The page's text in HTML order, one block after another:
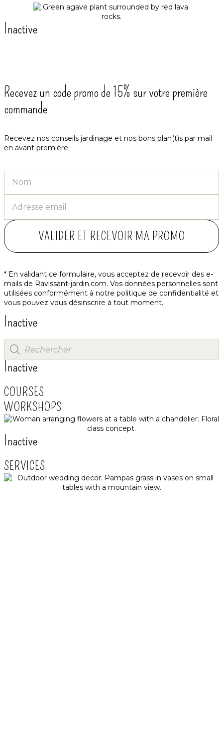
Inactive
Recevez un code promo de 15% sur votre première
commande
Recevez nos conseils jardinage et nos bons plan(t)s par mail
en avant première.
VALIDER ET RECEVOIR MA PROMO
* En validant ce formulaire, vous acceptez de recevoir des e-
mails de Ravissant-jardin.com. Vos données personnelles sont
utilisées conformément à notre politique de confidentialité et
vous pouvez vous désinscrire à tout moment.
Inactive
Inactive
COURSES
WORKSHOPS
Inactive
SERVICES